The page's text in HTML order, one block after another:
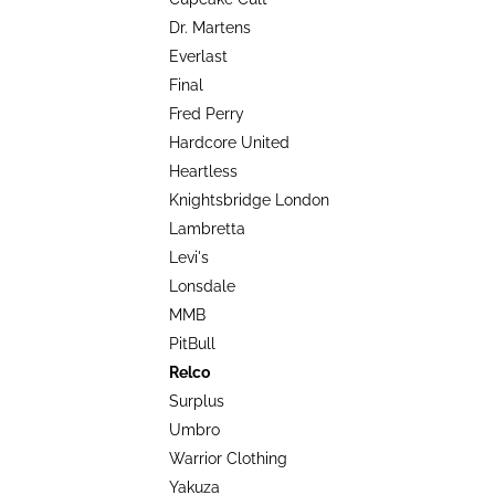
Dr. Martens
Everlast
Final
Fred Perry
Hardcore United
Heartless
Knightsbridge London
Lambretta
Levi's
Lonsdale
MMB
PitBull
Relco
Surplus
Umbro
Warrior Clothing
Yakuza
TRIKO COCKNEY REJECT - OXBLOOD
499 Kč